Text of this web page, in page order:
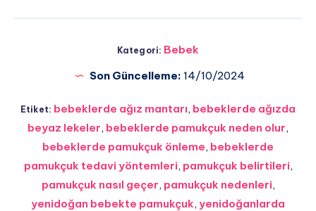
Kategori: Bebek
Son Güncelleme: 14/10/2024
Etiket: bebeklerde ağız mantarı, bebeklerde ağızda
beyaz lekeler, bebeklerde pamukçuk neden olur,
bebeklerde pamukçuk önleme, bebeklerde
pamukçuk tedavi yöntemleri, pamukçuk belirtileri,
pamukçuk nasıl geçer, pamukçuk nedenleri,
yenidoğan bebekte pamukçuk, yenidoğanlarda